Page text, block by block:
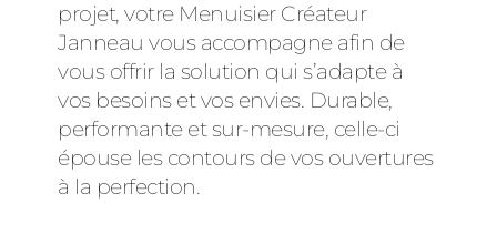
projet, votre Menuisier Créateur
Janneau vous accompagne afin de
vous offrir la solution qui s’adapte à
vos besoins et vos envies. Durable,
performante et sur-mesure, celle-ci
épouse les contours de vos ouvertures
à la perfection.